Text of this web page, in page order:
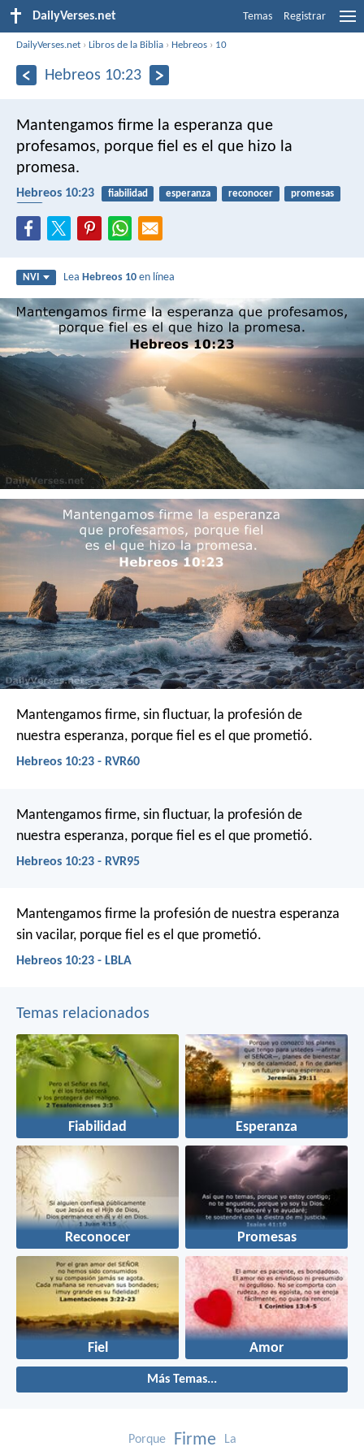
DailyVerses.net Temas Registrar
DailyVerses.net ›Libros de la Biblia › Hebreos › 10
Hebreos 10:23
Mantengamos firme la esperanza que
profesamos, porque fiel es el que hizo la
promesa.
Hebreos 10:23 fiabilidad esperanza reconocer
promesas
NVI LeaHebreos 10 en línea
Mantengamos firme, sin fluctuar, la profesión de
nuestra esperanza, porque fiel es el que prometió.
Hebreos 10:23 - RVR60
Mantengamos firme, sin fluctuar, la profesión de
nuestra esperanza, porque fiel es el que prometió.
Hebreos 10:23 - RVR95
Mantengamos firme la profesión de nuestra esperanza
sin vacilar, porque fiel es el que prometió.
Hebreos 10:23 - LBLA
Temas relacionados
Fiabilidad Esperanza
Reconocer Promesas
Fiel Amor
Más Temas...
Porque Firme La